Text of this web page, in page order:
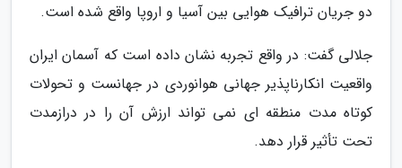
دو جریان ترافیک هوایی بین آسیا و اروپا واقع شده است.
جلالی گفت: در واقع تجربه نشان داده است که آسمان ایران
واقعیت انکارناپذیر جهانی هوانوردی در جهانست و تحولات
کوتاه مدت منطقه ای نمی تواند ارزش آن را در درازمدت
تحت تأثیر قرار دهد.